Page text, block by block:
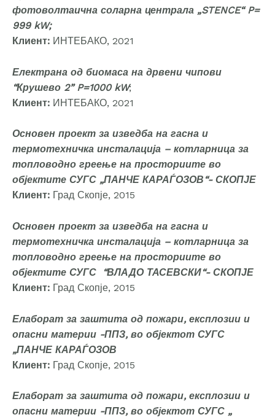
фотоволтаична соларна централа „STENCE“ P=
999 kW;
Клиент: ИНТЕБАКО, 2021
Електрана од биомаса на дрвени чипови
“Крушево 2” P=1000 kW;
Клиент: ИНТЕБАКО, 2021
Основен проект за изведба на гасна и
термотехничка инсталација – котларница за
топловодно греење на просториите во
објектите СУГС „ПАНЧЕ КАРАЃОЗОВ“- СКОПЈЕ
Клиент: Град Скопје, 2015
Основен проект за изведба на гасна и
термотехничка инсталација – котларница за
топловодно греење на просториите во
објектите СУГС “ВЛАДО ТАСЕВСКИ“- СКОПЈЕ
Клиент: Град Скопје, 2015
Елаборат за заштита од пожари, експлозии и
опасни материи -ППЗ, во објектот СУГС
„ПАНЧЕ КАРАЃОЗОВ
Клиент: Град Скопје, 2015
Елаборат за заштита од пожари, експлозии и
опасни материи -ППЗ, во објектот СУГС „